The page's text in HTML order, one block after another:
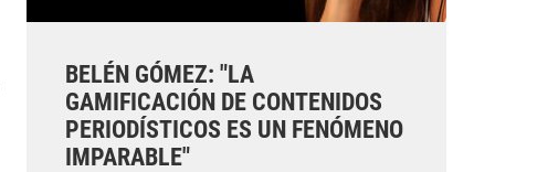
BELÉN GÓMEZ: "LA
GAMIFICACIÓN DE CONTENIDOS
PERIODÍSTICOS ES UN FENÓMENO
IMPARABLE"